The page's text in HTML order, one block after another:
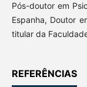
Pós-doutor em
Espanha, Doutor
titular da
REFERÊNCIAS